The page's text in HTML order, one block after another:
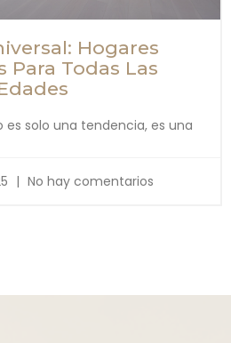
Hogares
Para Todas Las
es solo una tendencia, es una
No hay comentarios